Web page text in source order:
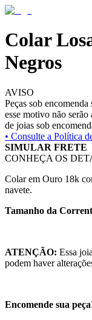
Colar
Negros
AVISO
Peças sob
esse motivo não
de joias sob
• Consulte a Política
SIMULAR FRETE
CONHEÇA OS
Colar em Ouro 18k
navete.
Tamanho da
ATENÇÃO: Essa
podem haver
Encomende sua